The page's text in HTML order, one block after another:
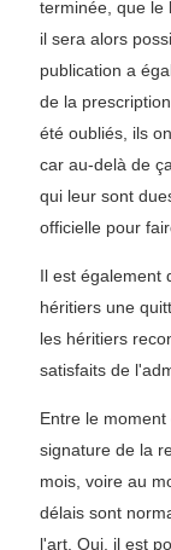
terminée, que le
il sera alors
publication a
de la
été oubliés, ils
car au-delà de
qui leur sont
officielle pour
Il est également
héritiers une
les héritiers
satisfaits de
Entre le
signature de la
mois, voire au
délais sont
l'art. Oui, il est